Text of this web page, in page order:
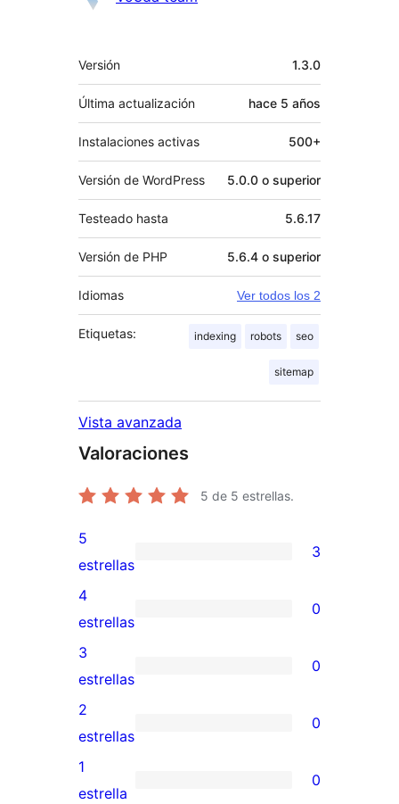
Meta
Versión 1.3.0
Última actualización hace 5 años
Instalaciones activas 500+
Versión de WordPress 5.0.0 o superior
Testeado hasta 5.6.17
Versión de PHP 5.6.4 o superior
Idiomas Ver todos los 2
Etiquetas: indexing robots seo
sitemap
Vista avanzada
Valoraciones
5 de 5 estrellas.
3
valoraciones
de
5
estrellas
5
estrellas
3
0
valoraciones
de
4
estrellas
4
estrellas
0
0
valoraciones
de
3
estrellas
3
estrellas
0
0
valoraciones
de
2
estrellas
0
0
1
estrella
0